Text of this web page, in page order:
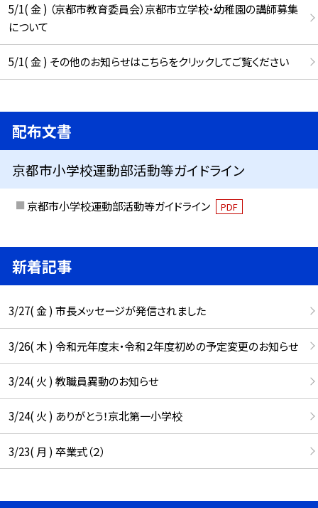
5/1( 金 ) （京都市教育委員会）京都市立学校・幼稚園の講師募集
について
5/1( 金 ) その他のお知らせはこちらをクリックしてご覧ください
配布文書
京都市小学校運動部活動等ガイドライン
京都市小学校運動部活動等ガイドライン PDF
新着記事
3/27( 金 ) 市長メッセージが発信されました
3/26( 木 ) 令和元年度末・令和２年度初めの予定変更のお知らせ
3/24( 火 ) 教職員異動のお知らせ
3/24( 火 ) ありがとう！京北第一小学校
3/23( 月 ) 卒業式（２）